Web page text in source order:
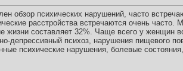
обзор психических нарушений, часто
расстройства встречаются очень
жизни составляет 32%. Чаще всего у женщин
депрессивный психоз, нарушения пищевого
психические нарушения, болевые